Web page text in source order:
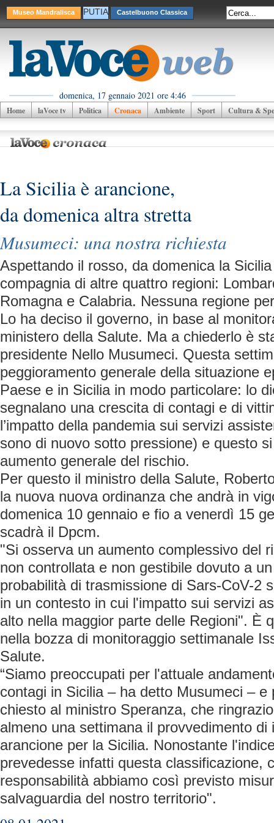
Museo Mandralisca PUTIA Castelbuono Classica
domenica, 17 gennaio 2021 ore 4:46
Home laVoce tv Politica Cronaca Ambiente Sport Cultura &
La Sicilia è arancione,
da domenica altra stretta
Musumeci: una nostra richiesta
Aspettando il rosso, da domenica la
compagnia di altre quattro regioni:
Romagna e Calabria. Nessuna regione
Lo ha deciso il governo, in base al
ministero della Salute. Ma a chiederlo è
presidente Nello Musumeci. Questa
peggioramento generale della situazione
Paese e in Sicilia in modo particolare: lo
segnalano una crescita di contagi e di
l’impatto della pandemia sui servizi
sono di nuovo sotto pressione) e questo
aumento generale del rischio.
Per questo il ministro della Salute,
la nuova nuova ordinanza che andrà in
domenica 10 gennaio e fio a venerdì 15
scadrà il Dpcm.
"Si osserva un aumento complessivo del
non controllata e non gestibile dovuto a
probabilità di trasmissione di Sars-CoV-2
in un contesto in cui l'impatto sui servizi
alto nella maggior parte delle Regioni". È
nella bozza di monitoraggio settimanale
Salute.
“Siamo preoccupati per l'attuale
contagi in Sicilia – ha detto Musumeci – e
chiesto al ministro Speranza, che
almeno una settimana il provvedimento di
arancione per la Sicilia. Nonostante
prevedesse infatti questa classificazione,
responsabilità abbiamo così previsto
salvaguardia del nostro territorio".